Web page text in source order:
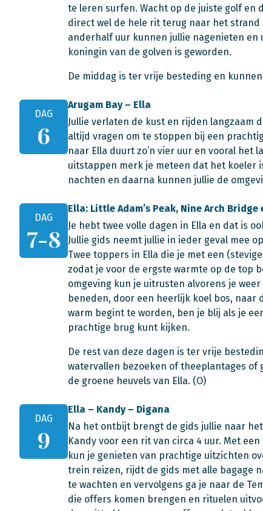
te leren surfen. Wacht op de juiste golf en
direct wel de hele rit terug naar het
anderhalf uur kunnen jullie nagenieten
koningin van de golven is geworden.
De middag is ter vrije besteding en
DAG
6
Arugam Bay – Ella
Jullie verlaten de kust en rijden langzaam
altijd vragen om te stoppen bij een
naar Ella duurt zo’n vier uur en vooral het
uitstappen merk je meteen dat het koeler
nachten en daarna kunnen jullie de
DAG
7-8
Ella: Little Adam’s Peak, Nine Arch
Je hebt twee volle dagen in Ella en dat is
Jullie gids neemt jullie in ieder geval mee
Twee toppers in Ella die je met een
zodat je voor de ergste warmte op de top
omgeving kun je uitrusten alvorens je
beneden, door een heerlijk koel bos,
warm begint te worden, ben je blij als je
prachtige brug kunt kijken.
De rest van deze dagen is ter vrije
watervallen bezoeken of theeplantages
de groene heuvels van Ella. (O)
DAG
9
Ella – Kandy – Digana
Na het ontbijt brengt de gids jullie naar
Kandy voor een rit van circa 4 uur. Met
kun je genieten van prachtige uitzichten
trein reizen, rijdt de gids met alle bagage
te wachten en vervolgens ga je naar de
die offers komen brengen en rituelen